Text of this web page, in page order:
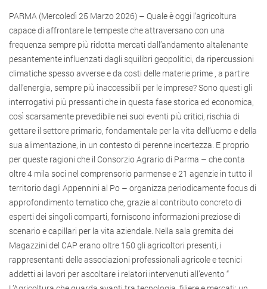
PARMA (Mercoledì 25 Marzo 2026) – Quale è oggi l’agricoltura
capace di affrontare le tempeste che attraversano con una
frequenza sempre più ridotta mercati dall’andamento altalenante
pesantemente influenzati dagli squilibri geopolitici, da ripercussioni
climatiche spesso avverse e da costi delle materie prime , a partire
dall’energia, sempre più inaccessibili per le imprese? Sono questi gli
interrogativi più pressanti che in questa fase storica ed economica,
così scarsamente prevedibile nei suoi eventi più critici, rischia di
gettare il settore primario, fondamentale per la vita dell’uomo e della
sua alimentazione, in un contesto di perenne incertezza. E proprio
per queste ragioni che il Consorzio Agrario di Parma – che conta
oltre 4 mila soci nel comprensorio parmense e 21 agenzie in tutto il
territorio dagli Appennini al Po – organizza periodicamente focus di
approfondimento tematico che, grazie al contributo concreto di
esperti dei singoli comparti, forniscono informazioni preziose di
scenario e capillari per la vita aziendale. Nella sala gremita dei
Magazzini del CAP erano oltre 150 gli agricoltori presenti, i
rappresentanti delle associazioni professionali agricole e tecnici
addetti ai lavori per ascoltare i relatori intervenuti all’evento “